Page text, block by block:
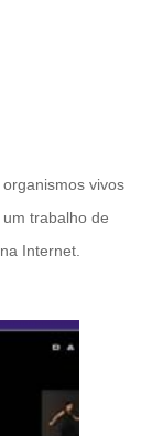
vivos
trabalho de
Internet.